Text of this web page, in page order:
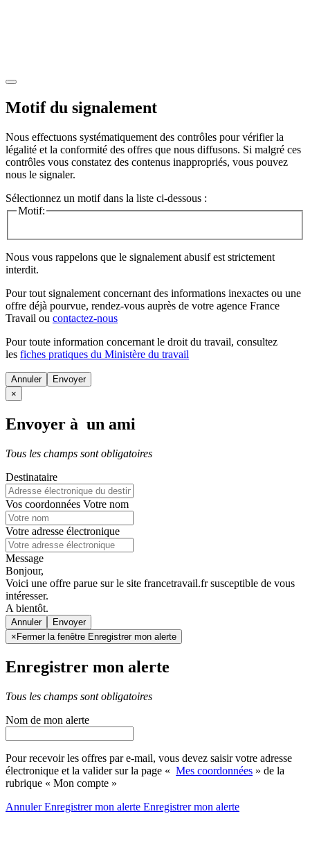
Motif du signalement
Nous effectuons systématiquement des contrôles pour vérifier la
légalité et la conformité des offres que nous diffusons. Si malgré ces
contrôles vous constatez des contenus inappropriés, vous pouvez
nous le signaler.
Sélectionnez un motif dans la liste ci-dessous :
Motif:
Nous vous rappelons que le signalement abusif est strictement
interdit.
Pour tout signalement concernant des informations inexactes ou une
offre déjà pourvue, rendez-vous auprès de votre agence France
Travail ou contactez-nous
Pour toute information concernant le droit du travail, consultez
les fiches pratiques du Ministère du travail
Annuler
×
Envoyer à un ami
Tous les champs sont obligatoires
Destinataire
Vos coordonnées Votre nom
Votre adresse électronique
Message
Bonjour,
Voici une offre parue sur le site francetravail.fr susceptible de vous
intéresser.
A bientôt.
Annuler
× Fermer la fenêtre Enregistrer mon alerte
Enregistrer mon alerte
Tous les champs sont obligatoires
Nom de mon alerte
Pour recevoir les offres par e-mail, vous devez saisir votre adresse
électronique et la valider sur la page « Mes coordonnées » de la
rubrique « Mon compte »
AnnulerEnregistrer mon alerte Enregistrermon alerte